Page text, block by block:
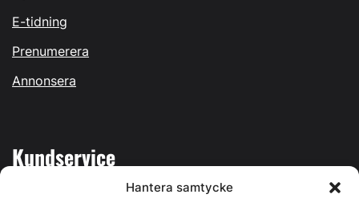
Hantera samtycke
E-tidning
Prenumerera
Annonsera
Kundservice